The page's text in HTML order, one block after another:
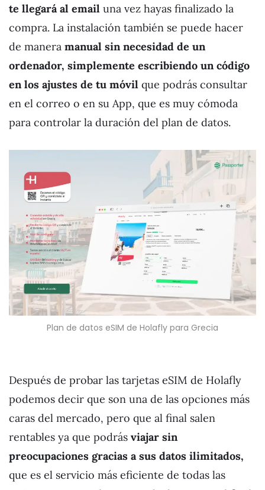
te llegará al email una vez hayas finalizado la
compra. La instalación también se puede hacer
de manera manual sin necesidad de un
ordenador, simplemente escribiendo un código
en los ajustes de tu móvil que podrás consultar
en el correo o en su App, que es muy cómoda
para controlar la duración del plan de datos.
Plan de datos eSIM de Holafly para Grecia
Después de probar las tarjetas eSIM de Holafly
podemos decir que son una de las opciones más
caras del mercado, pero que al final salen
rentables ya que podrás viajar sin
preocupaciones gracias a sus datos ilimitados,
que es el servicio más eficiente de todas las